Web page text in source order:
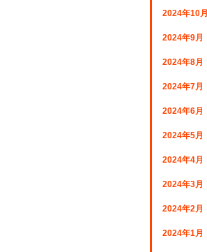
2024年10月
2024年9月
2024年8月
2024年7月
2024年6月
2024年5月
2024年4月
2024年3月
2024年2月
2024年1月